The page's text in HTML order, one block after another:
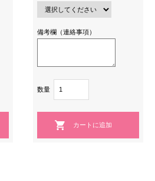
備考欄（連絡事項）
数量